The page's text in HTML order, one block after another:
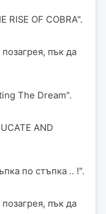
RISE OF COBRA".
пък да
The Dream".
AND
по стъпка .. !".
пък да